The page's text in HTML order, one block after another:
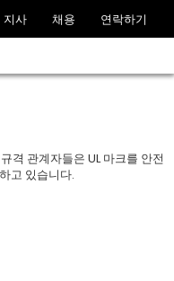
지사 채용 연락하기
격 관계자들은 UL 마크를 안전
고 있습니다.